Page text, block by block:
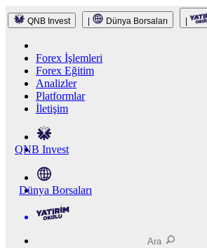
QNB Invest Dünya Borsaları
Forex İşlemleri
Forex Eğitim
Analizler
Platformlar
İletişim
QNB Invest
Dünya Borsaları